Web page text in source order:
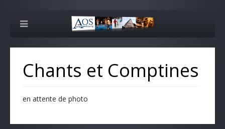
Chants et Comptines
en attente de photo